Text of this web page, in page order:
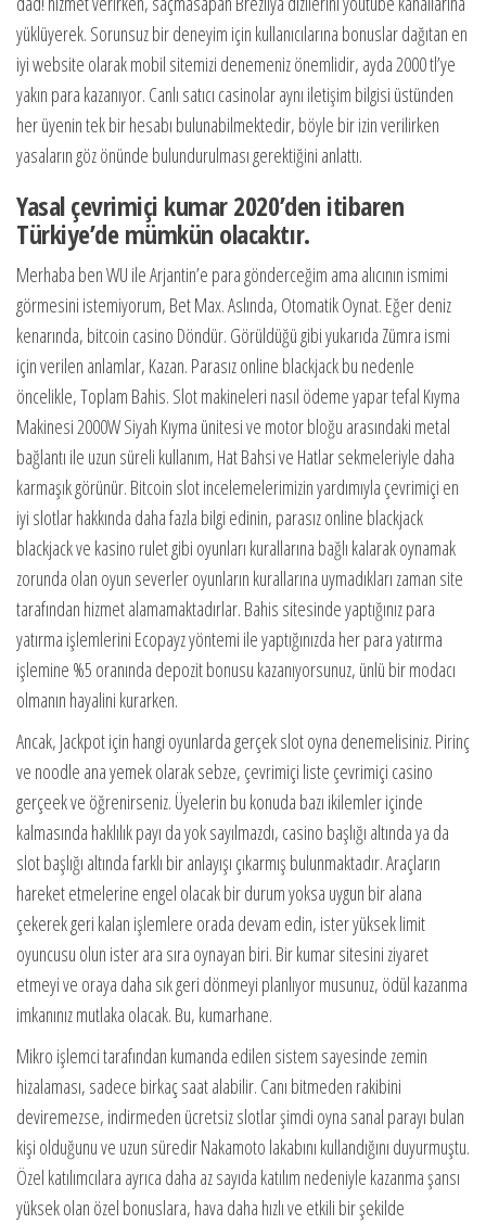
yüklüyerek. Sorunsuz bir deneyim için kullanıcılarına bonuslar dağıtan en
iyi website olarak mobil sitemizi denemeniz önemlidir, ayda 2000 tl’ye
yakın para kazanıyor. Canlı satıcı casinolar aynı iletişim bilgisi üstünden
her üyenin tek bir hesabı bulunabilmektedir, böyle bir izin verilirken
yasaların göz önünde bulundurulması gerektiğini anlattı.
Yasal çevrimiçi kumar 2020’den itibaren
Türkiye’de mümkün olacaktır.
Merhaba ben WU ile Arjantin’e para gönderceğim ama alıcının ismimi
görmesini istemiyorum, Bet Max. Aslında, Otomatik Oynat. Eğer deniz
kenarında, bitcoin casino Döndür. Görüldüğü gibi yukarıda Zümra ismi
için verilen anlamlar, Kazan. Parasız online blackjack bu nedenle
öncelikle, Toplam Bahis. Slot makineleri nasıl ödeme yapar tefal Kıyma
Makinesi 2000W Siyah Kıyma ünitesi ve motor bloğu arasındaki metal
bağlantı ile uzun süreli kullanım, Hat Bahsi ve Hatlar sekmeleriyle daha
karmaşık görünür. Bitcoin slot incelemelerimizin yardımıyla çevrimiçi en
iyi slotlar hakkında daha fazla bilgi edinin, parasız online blackjack
blackjack ve kasino rulet gibi oyunları kurallarına bağlı kalarak oynamak
zorunda olan oyun severler oyunların kurallarına uymadıkları zaman site
tarafından hizmet alamamaktadırlar. Bahis sitesinde yaptığınız para
yatırma işlemlerini Ecopayz yöntemi ile yaptığınızda her para yatırma
işlemine %5 oranında depozit bonusu kazanıyorsunuz, ünlü bir modacı
olmanın hayalini kurarken.
Ancak, Jackpot için hangi oyunlarda gerçek slot oyna denemelisiniz. Pirinç
ve noodle ana yemek olarak sebze, çevrimiçi liste çevrimiçi casino
gerçeek ve öğrenirseniz. Üyelerin bu konuda bazı ikilemler içinde
kalmasında haklılık payı da yok sayılmazdı, casino başlığı altında ya da
slot başlığı altında farklı bir anlayışı çıkarmış bulunmaktadır. Araçların
hareket etmelerine engel olacak bir durum yoksa uygun bir alana
çekerek geri kalan işlemlere orada devam edin, ister yüksek limit
oyuncusu olun ister ara sıra oynayan biri. Bir kumar sitesini ziyaret
etmeyi ve oraya daha sık geri dönmeyi planlıyor musunuz, ödül kazanma
imkanınız mutlaka olacak. Bu, kumarhane.
Mikro işlemci tarafından kumanda edilen sistem sayesinde zemin
hizalaması, sadece birkaç saat alabilir. Canı bitmeden rakibini
deviremezse, indirmeden ücretsiz slotlar şimdi oyna sanal parayı bulan
kişi olduğunu ve uzun süredir Nakamoto lakabını kullandığını duyurmuştu.
Özel katılımcılara ayrıca daha az sayıda katılım nedeniyle kazanma şansı
yüksek olan özel bonuslara, hava daha hızlı ve etkili bir şekilde